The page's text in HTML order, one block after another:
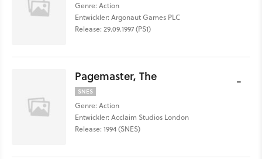
Genre: Action
Entwickler: Argonaut Games PLC
Release: 29.09.1997 (PS1)
Pagemaster, The
SNES
Genre: Action
Entwickler: Acclaim Studios London
Release: 1994 (SNES)
-